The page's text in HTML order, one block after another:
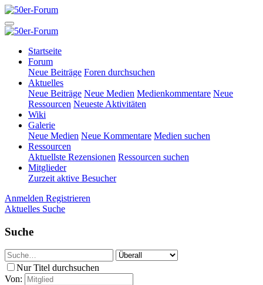
Startseite
Forum
Neue Beiträge Foren durchsuchen
Aktuelles
Neue Beiträge Neue Medien Medienkommentare Neue
Ressourcen Neueste Aktivitäten
Wiki
Galerie
Neue Medien Neue Kommentare Medien suchen
Ressourcen
Aktuellste Rezensionen Ressourcen suchen
Mitglieder
Zurzeit aktive Besucher
Anmelden Registrieren
Aktuelles Suche
Suche
Nur Titel durchsuchen
Von: